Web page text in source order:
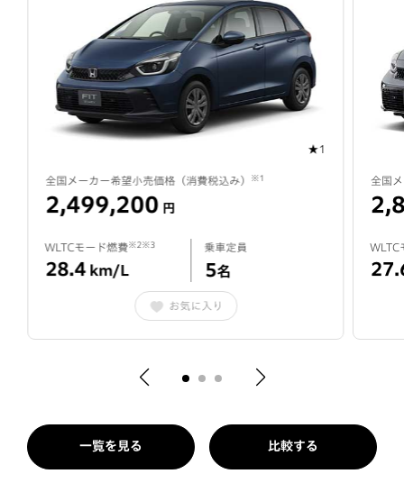
★1
全国メーカー希望小売価格（消費税込み） ※1
2,499,200 円
WLTCモード燃費※2※3
28.4 km/L
乗車定員
5名
お気に入り
全国
WLTC
一覧を見る 比較する